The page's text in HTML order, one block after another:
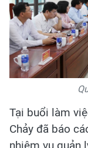
Tại buổi làm
Chảy đã báo